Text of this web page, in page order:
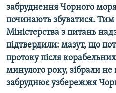
КИТАЙ.ВИКЛИКИ
МУЛЬТИМЕДІА
ФОТО
СПЕЦПРОЄКТИ
ПОДКАСТИ
забруднення Чорного
починають збуватися.
Міністерства з питань
підтвердили: мазут, що
протоку після
минулого року, зібрали не
забруднює узбережжя